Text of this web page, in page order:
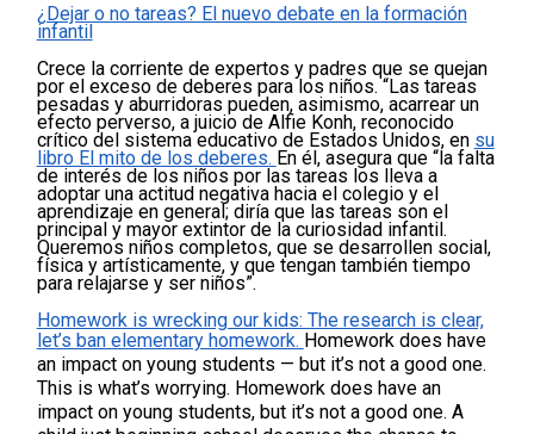
¿Dejar o no tareas? El nuevo debate en la formación
infantil
Crece la corriente de expertos y padres que se quejan
por el exceso de deberes para los niños.“Las tareas
pesadas y aburridoras pueden, asimismo, acarrear un
efecto perverso, a juicio de Alfie Konh, reconocido
crítico del sistema educativo de Estados Unidos, en su
libro El mito de los deberes. En él, asegura que “la falta
de interés de los niños por las tareas los lleva a
adoptar una actitud negativa hacia el colegio y el
aprendizaje en general; diría que las tareas son el
principal y mayor extintor de la curiosidad infantil.
Queremos niños completos, que se desarrollen social,
física y artísticamente, y que tengan también tiempo
para relajarse y ser niños”.
Homework is wrecking our kids: The research is clear,
let’s ban elementary homework. Homework does have
an impact on young students — but it’s not a good one.
This is what’s worrying. Homework does have an
impact on young students, but it’s not a good one. A